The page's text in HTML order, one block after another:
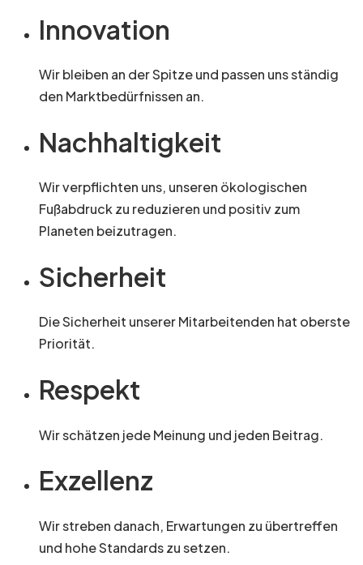
Innovation
Wir bleiben an der Spitze und passen uns ständig
den Marktbedürfnissen an.
Nachhaltigkeit
Wir verpflichten uns, unseren ökologischen
Fußabdruck zu reduzieren und positiv zum
Planeten beizutragen.
Sicherheit
Die Sicherheit unserer Mitarbeitenden hat oberste
Priorität.
Respekt
Wir schätzen jede Meinung und jeden Beitrag.
Exzellenz
Wir streben danach, Erwartungen zu übertreffen
und hohe Standards zu setzen.